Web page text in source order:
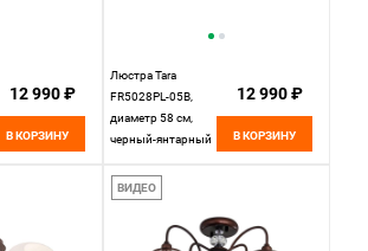
12 990 ₽
В КОРЗИНУ
Люстра Tara
FR5028PL-05B,
диаметр 58 см,
черный-янтарный
12 990 ₽
В КОРЗИНУ
ВИДЕО